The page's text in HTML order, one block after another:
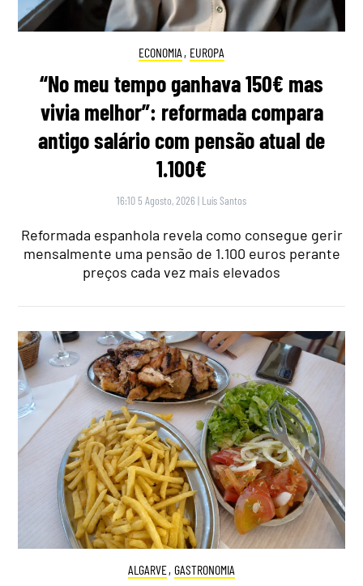
ECONOMIA , EUROPA
“No meu tempo ganhava 150€ mas
vivia melhor”: reformada compara
antigo salário com pensão atual de
1.100€
16:10 5 Agosto, 2026 | Luís Santos
Reformada espanhola revela como consegue gerir
mensalmente uma pensão de 1.100 euros perante
preços cada vez mais elevados
ALGARVE, GASTRONOMIA